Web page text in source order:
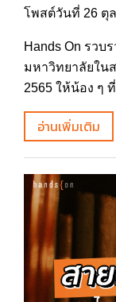
โพสต์วันที่ 26 ตุ
Hands On รวบ
มหาวิทยาลัยใน
2565 ให้น้อง ๆ
อ่านเพิ่มเติม